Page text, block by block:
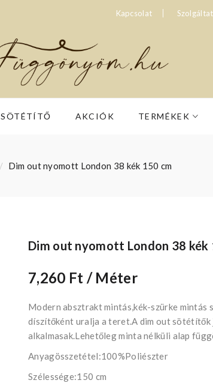
Kapcsolat
SÖTÉTÍTŐ AKCIÓK TERMÉKEK
Dim out nyomott London 38 kék 150 cm
Dim out nyomott London 38 kék
7,260 Ft / Méter
Modern absztrakt mintás,kék-szürke
díszítőként uralja a teret.A dim out
alkalmasak.Lehetőleg minta nélküli alap
Anyagösszetétel:100%Poliészter
Szélessége:150 cm